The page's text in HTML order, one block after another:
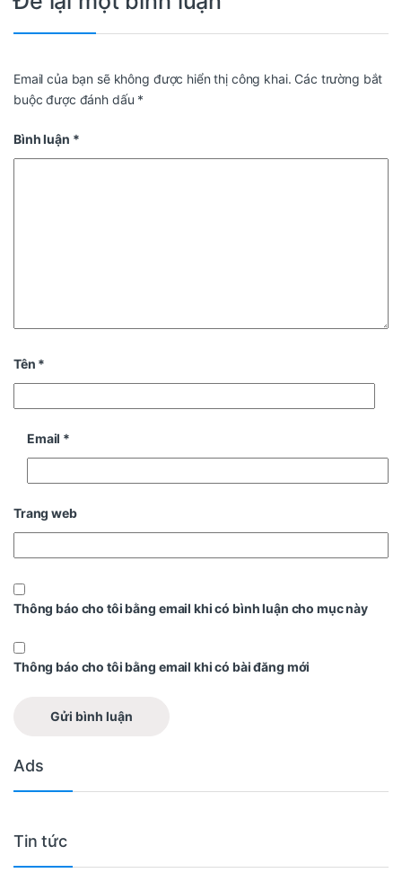
Email của bạn sẽ không được hiển thị công khai. Các trường bắt
buộc được đánh dấu *
Bình luận *
Tên *
Email *
Trang web
Thông báo cho tôi bằng email khi có bình luận cho mục này
Thông báo cho tôi bằng email khi có bài đăng mới
Ads
Tin tức